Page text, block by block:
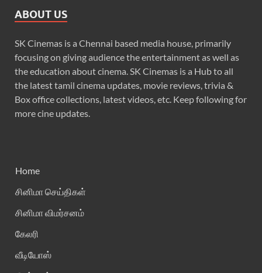
ABOUT US
SK Cinemas is a Chennai based media house, primarily
focusing on giving audience the entertainment as well as
the education about cinema. SK Cinemas is a Hub to all
the latest tamil cinema updates, movie reviews, trivia &
Box office collections, latest videos, etc. Keep following for
more cine updates.
Home
சினிமா செய்திகள்
சினிமா விமர்சனம்
கேலரி
வீடியோஸ்